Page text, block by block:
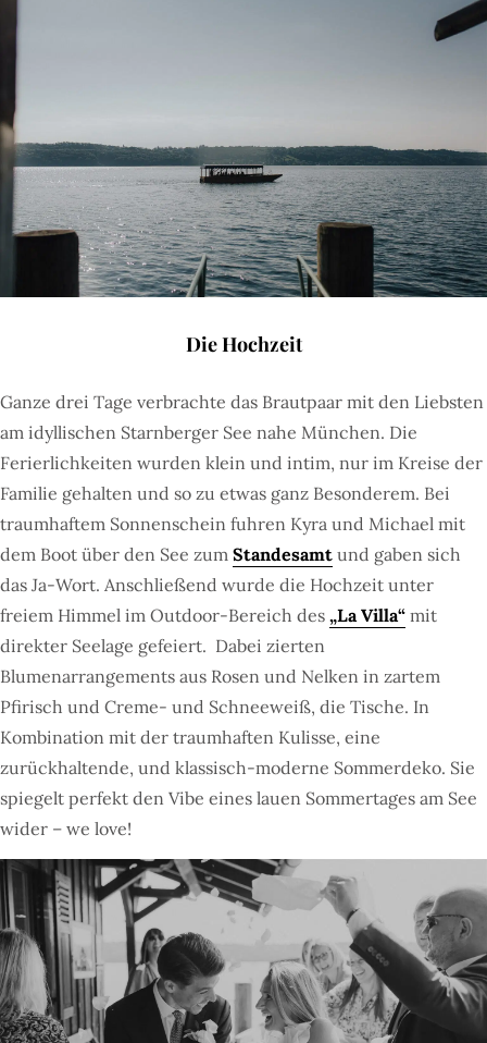
Die Hochzeit
Ganze drei Tage verbrachte das Brautpaar mit den Liebsten
am idyllischen Starnberger See nahe München. Die
Ferierlichkeiten wurden klein und intim, nur im Kreise der
Familie gehalten und so zu etwas ganz Besonderem. Bei
traumhaftem Sonnenschein fuhren Kyra und Michael mit
dem Boot über den See zum Standesamt und gaben sich
das Ja-Wort. Anschließend wurde die Hochzeit unter
freiem Himmel im Outdoor-Bereich des „La Villa“ mit
direkter Seelage gefeiert. Dabei zierten
Blumenarrangements aus Rosen und Nelken in zartem
Pfirisch und Creme- und Schneeweiß, die Tische. In
Kombination mit der traumhaften Kulisse, eine
zurückhaltende, und klassisch-moderne Sommerdeko. Sie
spiegelt perfekt den Vibe eines lauen Sommertages am See
wider – we love!